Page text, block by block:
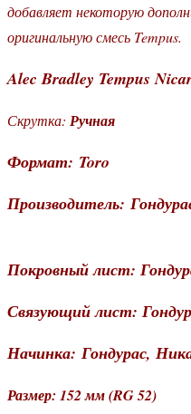
добавляет некоторую
оригинальную смесь Tempus.
Alec Bradley Tempus
Скрутка: Ручная
Формат: Toro
Производитель:
Покровный лист:
Связующий лист:
Начинка: Гондурас,
Размер: 152 мм (RG 52)